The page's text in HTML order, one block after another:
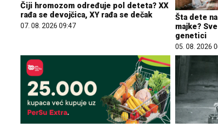
Čiji hromozom određuje pol deteta? XX
rađa se devojčica, XY rađa se dečak
07. 08. 2026 09:47
Šta dete
majke?
genetici
05. 08. 2026